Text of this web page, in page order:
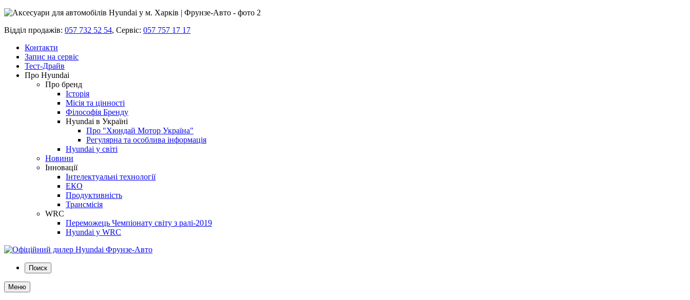
Відділ продажів: 057 732 52 54, Сервіс: 057 757 17 17
Контакти
Запис на сервіс
Тест-Драйв
Про Hyundai
Про бренд
Історія
Місія та цінності
Філософія Бренду
Hyundai в Україні
Про "Хюндай Мотор Україна"
Регулярна та особлива інформація
Hyundai у світі
Новини
Інновації
Інтелектуальні технології
ЕКО
Продуктивність
Трансмісія
WRC
Переможець Чемпіонату світу з ралі-2019
Hyundai у WRC
Поиск
Меню